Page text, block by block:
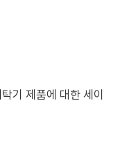
기 제품에 대한 세이